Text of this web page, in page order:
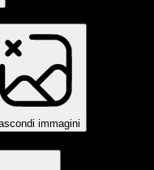
immagini